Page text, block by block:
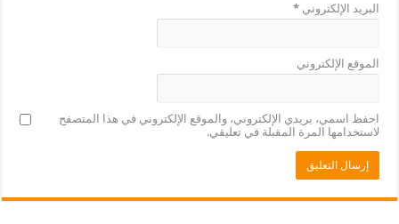
البريد الإلكتروني*
الموقع الإلكتروني
احفظ اسمي، بريدي الإلكتروني، والموقع الإلكتروني في هذا المتصفح
لاستخدامها المرة المقبلة في تعليقي.